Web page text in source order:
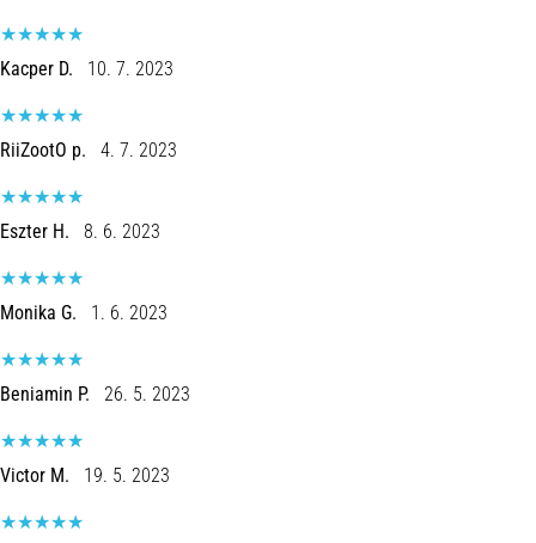
Kacper D. 10. 7. 2023
RiiZootO p. 4. 7. 2023
Eszter H. 8. 6. 2023
Monika G. 1. 6. 2023
Beniamin P. 26. 5. 2023
Victor M. 19. 5. 2023